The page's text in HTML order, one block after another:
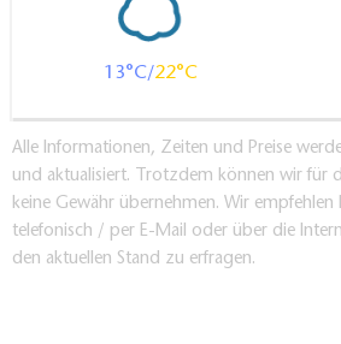
13 22
Alle Informationen, Zeiten und Preise
und aktualisiert. Trotzdem können wir für
keine Gewähr übernehmen. Wir empfehlen
telefonisch / per E-Mail oder über die
den aktuellen Stand zu erfragen.